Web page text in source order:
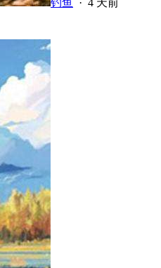
钓鱼 · 4 天前